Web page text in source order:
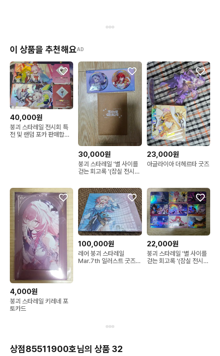
이 상품을 추천해요AD
40,000원
붕괴 스타레일 전시회 특
전 및 랜덤 포카 판매합니
30,000원
붕괴 스타레일 '별 사이를
걷는 회고록 '(잠실 전시
(은랑&히메코)
23,000원
아글라이아 더헤르타 굿즈
4,000원
붕괴 스타레일 키레네 포
토카드
100,000원
레어 붕괴 스타레일
Mar.7th 일러스트 굿즈
22,000원
붕괴 스타레일 '별 사이를
걷는 회고록 '(잠실 전시
상점85511900호님의 상품 32